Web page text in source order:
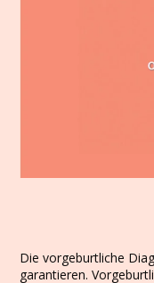
Die vorgeburtliche
garantieren.